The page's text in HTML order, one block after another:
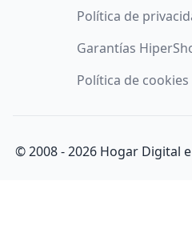
Política de
Garantías
Política de cookies
© 2008 -2026 Hogar Digital